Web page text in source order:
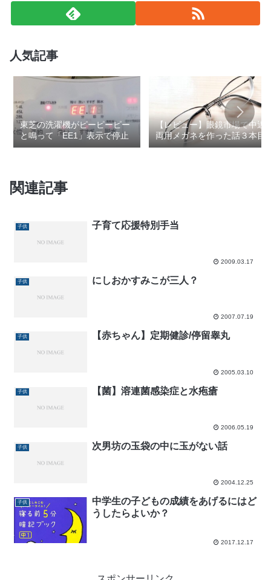
人気記事
東芝の洗濯機がピーピーピー
と鳴って「EE1」表示で停止
【レビュー】眼鏡市場で中近
両用メガネを作った話３本目
関連記事
子供 子育て応援特別手当
2009.03.17
子供 にしおかすみこが三人？
2007.07.19
子供 【赤ちゃん】定期健診/停留睾丸
2005.03.10
子供 【菌】溶連菌感染症と水疱瘡
2006.05.19
子供 次男坊の玉袋の中に玉がない話
2004.12.25
子供
中学生の子どもの成績をあげるにはど
うしたらよいか？
2017.12.17